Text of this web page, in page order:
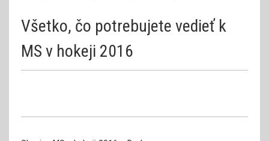
Všetko, čo potrebujete vedieť k
MS v hokeji 2016